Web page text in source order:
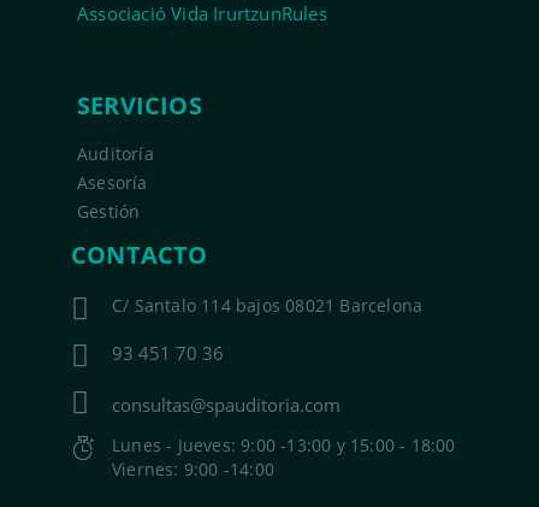
Associació Vida IrurtzunRules
SERVICIOS
Auditoría
Asesoría
Gestión
CONTACTO
C/ Santalo 114 bajos 08021 Barcelona
93 451 70 36
consultas@spauditoria.com
Lunes - Jueves: 9:00 -13:00 y 15:00 - 18:00
Viernes: 9:00 -14:00